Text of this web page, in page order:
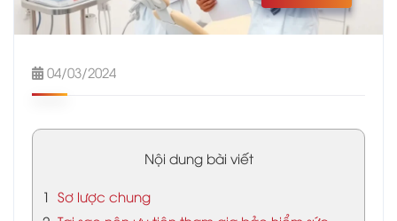
04/03/2024
Nội dung bài viết
1 Sơ lược chung